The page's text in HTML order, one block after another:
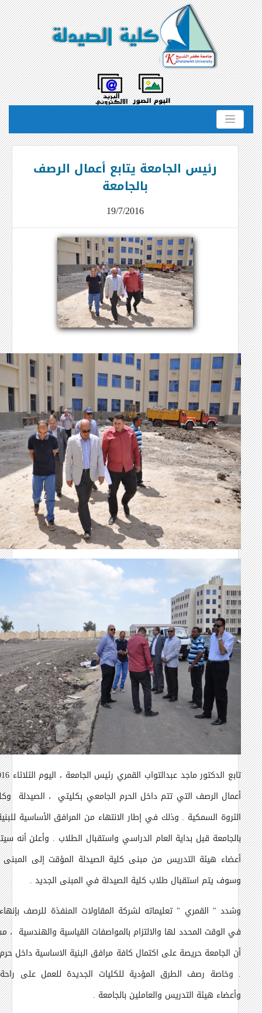
رئيس الجامعة يتابع أعمال الرصف
بالجامعة
19/7/2016
أعمال الرصف التي تتم داخل الحرم الجامعي بكليتي ، الصيدلة
الثروة السمكية . وذلك في إطار الانتهاء من المرافق الأساسية
بالجامعة قبل بداية العام الدراسي واستقبال الطلاب . وأعلن أنه
أعضاء هيئة التدريس من مبنى كلية الصيدلة المؤقت إلى المبنى
وسوف يتم استقبال طلاب كلية الصيدلة في المبنى الجديد .
وشدد " القمري " تعليماته لشركة المقاولات المنفذة للرصف
في الوقت المحدد لها والالتزام بالمواصفات القياسية والهندسية ،
أن الجامعة حريصة على اكتمال كافة مرافق البنية الاساسية داخل
. وخاصة رصف الطرق المؤدية للكليات الجديدة للعمل على
وأعضاء هيئة التدريس والعاملين بالجامعة .